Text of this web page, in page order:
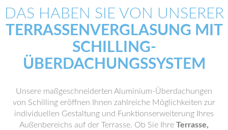
DAS HABEN SIE VON UNSERER
TERRASSENVERGLASUNG MIT
SCHILLING-
ÜBERDACHUNGSSYSTEM
Unsere maßgeschneiderten Aluminium-Überdachungen
von Schilling eröffnen Ihnen zahlreiche Möglichkeiten zur
individuellen Gestaltung und Funktionserweiterung Ihres
Außenbereichs auf der Terrasse. Ob Sie Ihre Terrasse,